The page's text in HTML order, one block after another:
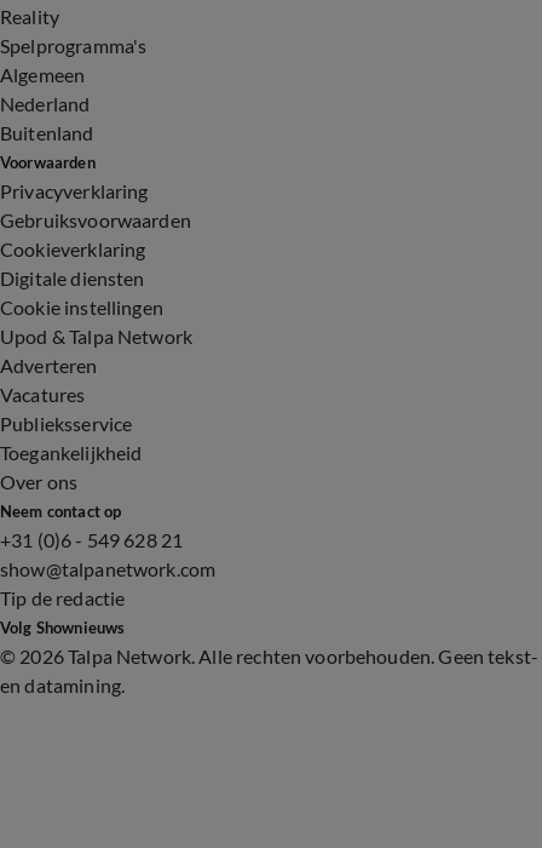
Reality
Spelprogramma's
Algemeen
Nederland
Buitenland
Voorwaarden
Privacyverklaring
Gebruiksvoorwaarden
Cookieverklaring
Digitale diensten
Cookie instellingen
Upod & Talpa Network
Adverteren
Vacatures
Publieksservice
Toegankelijkheid
Over ons
Neem contact op
+31 (0)6 - 549 628 21
show@talpanetwork.com
Tip de redactie
Volg Shownieuws
© 2026 Talpa Network. Alle rechten voorbehouden. Geen tekst-
en datamining.